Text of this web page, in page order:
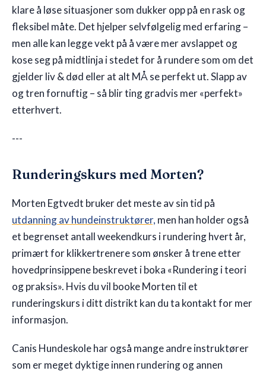
klare å løse situasjoner som dukker opp på en rask og
fleksibel måte. Det hjelper selvfølgelig med erfaring –
men alle kan legge vekt på å være mer avslappet og
kose seg på midtlinja i stedet for å rundere som om det
gjelder liv & død eller at alt MÅ se perfekt ut. Slapp av
og tren fornuftig – så blir ting gradvis mer «perfekt»
etterhvert.
---
Runderingskurs med Morten?
Morten Egtvedt bruker det meste av sin tid på
utdanning av hundeinstruktører, men han holder også
et begrenset antall weekendkurs i rundering hvert år,
primært for klikkertrenere som ønsker å trene etter
hovedprinsippene beskrevet i boka «Rundering i teori
og praksis». Hvis du vil booke Morten til et
runderingskurs i ditt distrikt kan du ta kontakt for mer
informasjon.
Canis Hundeskole har også mange andre instruktører
som er meget dyktige innen rundering og annen